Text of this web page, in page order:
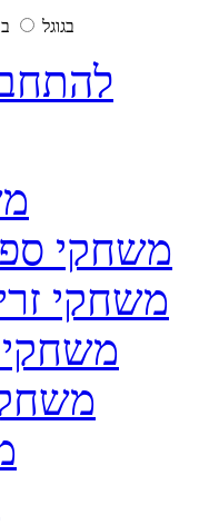
בגוגל
משחקי
משחקי
משחקי